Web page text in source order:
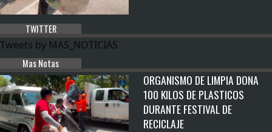
TWITTER
Tweets by MAS_NOTICIAS
Mas Notas
ORGANISMO DE LIMPIA DONA
100 KILOS DE PLASTICOS
DURANTE FESTIVAL DE
RECICLAJE